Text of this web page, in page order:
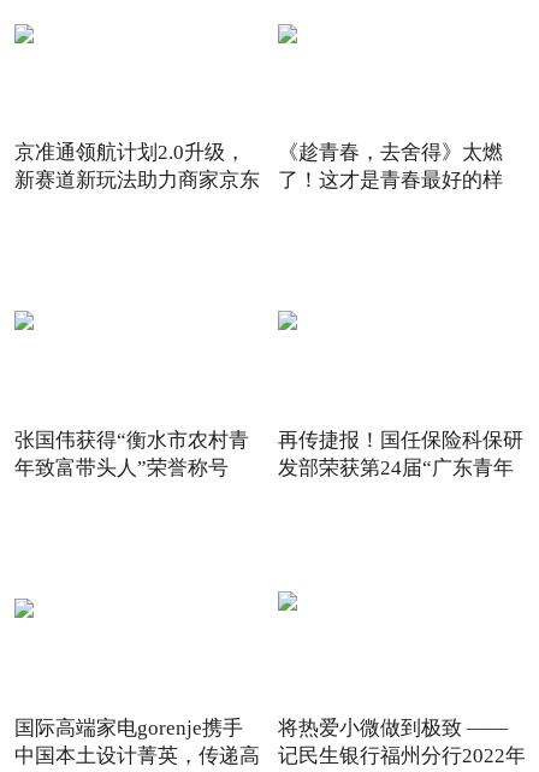
京准通领航计划2.0升级，
新赛道新玩法助力商家京东
《趁青春，去舍得》太燃
了！这才是青春最好的样
张国伟获得“衡水市农村青
年致富带头人”荣誉称号
再传捷报！国任保险科保研
发部荣获第24届“广东青年
国际高端家电gorenje携手
中国本土设计菁英，传递高
将热爱小微做到极致 ——
记民生银行福州分行2022年